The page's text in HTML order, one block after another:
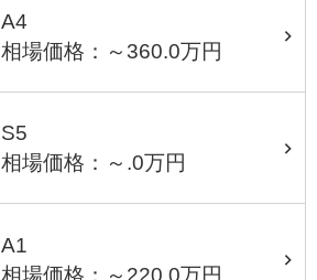
A4
相場価格：～360.0万円
S5
相場価格：～.0万円
A1
相場価格：～220.0万円